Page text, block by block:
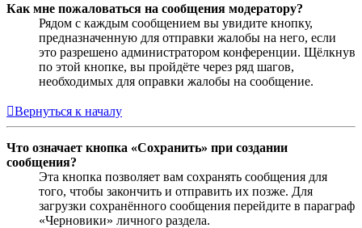
Как мне пожаловаться на сообщения модератору?
Рядом с каждым сообщением вы увидите кнопку,
предназначенную для отправки жалобы на него, если
это разрешено администратором конференции. Щёлкнув
по этой кнопке, вы пройдёте через ряд шагов,
необходимых для оправки жалобы на сообщение.
Вернуться к началу
Что означает кнопка «Сохранить» при создании
сообщения?
Эта кнопка позволяет вам сохранять сообщения для
того, чтобы закончить и отправить их позже. Для
загрузки сохранённого сообщения перейдите в параграф
«Черновики» личного раздела.